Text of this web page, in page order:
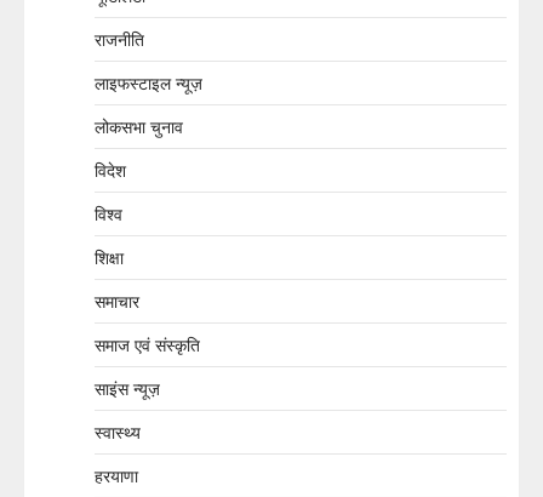
राजनीति
लाइफस्टाइल न्यूज़
लोकसभा चुनाव
विदेश
विश्व
शिक्षा
समाचार
समाज एवं संस्कृति
साइंस न्यूज़
स्वास्थ्य
हरयाणा